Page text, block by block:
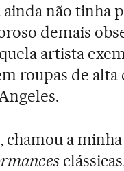
não tinha
demais
artista
roupas de
chamou a